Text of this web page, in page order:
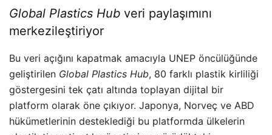
Global Plastics Hub veri paylaşımını
merkezileştiriyor
Bu veri açığını kapatmak amacıyla UNEP öncülüğünde
geliştirilen Global Plastics Hub, 80 farklı plastik kirliliği
göstergesini tek çatı altında toplayan dijital bir
platform olarak öne çıkıyor. Japonya, Norveç ve ABD
hükümetlerinin desteklediği bu platformda ülkelerin